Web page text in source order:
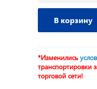
В корзину
*Изменились
транспортировки
торговой сети!